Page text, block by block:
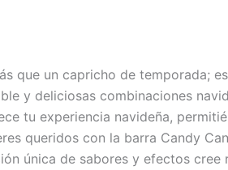
que un capricho de temporada;
y deliciosas combinaciones
tu experiencia navideña,
queridos con la barra Candy
única de sabores y efectos